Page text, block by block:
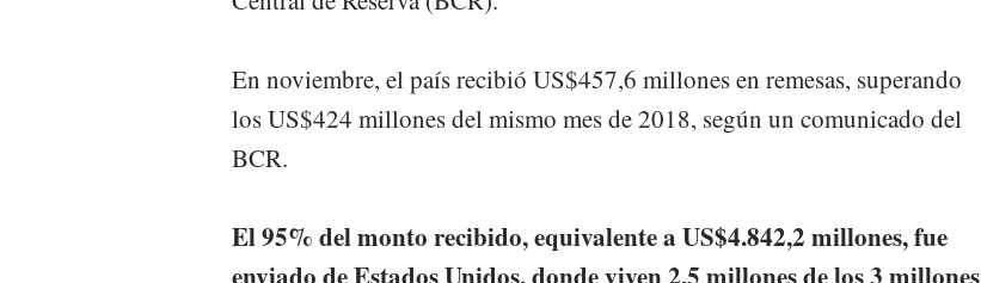
En noviembre, el país recibió US$457,6 millones en remesas, superando
los US$424 millones del mismo mes de 2018, según un comunicado del
BCR.
El 95% del monto recibido, equivalente a US$4.842,2 millones, fue
enviado de Estados Unidos, donde viven 2,5 millones de los 3 millones